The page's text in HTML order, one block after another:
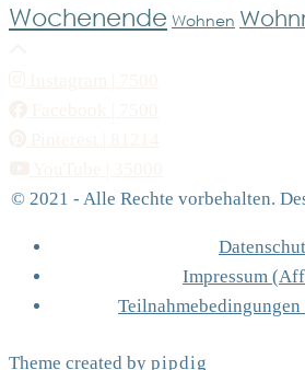
Wochenende Wohnen
© 2021 - Alle Rechte vorbehalten.
Impressum
Theme created by pipdig